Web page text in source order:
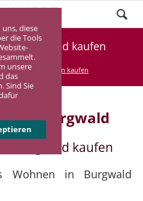
diese
die Tools
unsere
das
Sind Sie
in Burgwald kaufen
Betreutes Wohnen kaufen
in Burgwald
Burgwald kaufen
Wohnen in Burgwald